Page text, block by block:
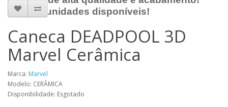
Poucas unidades disponíveis!
Caneca DEADPOOL 3D
Marvel Cerâmica
Marca: Marvel
Modelo: CERÂMICA
Disponibilidade: Esgotado